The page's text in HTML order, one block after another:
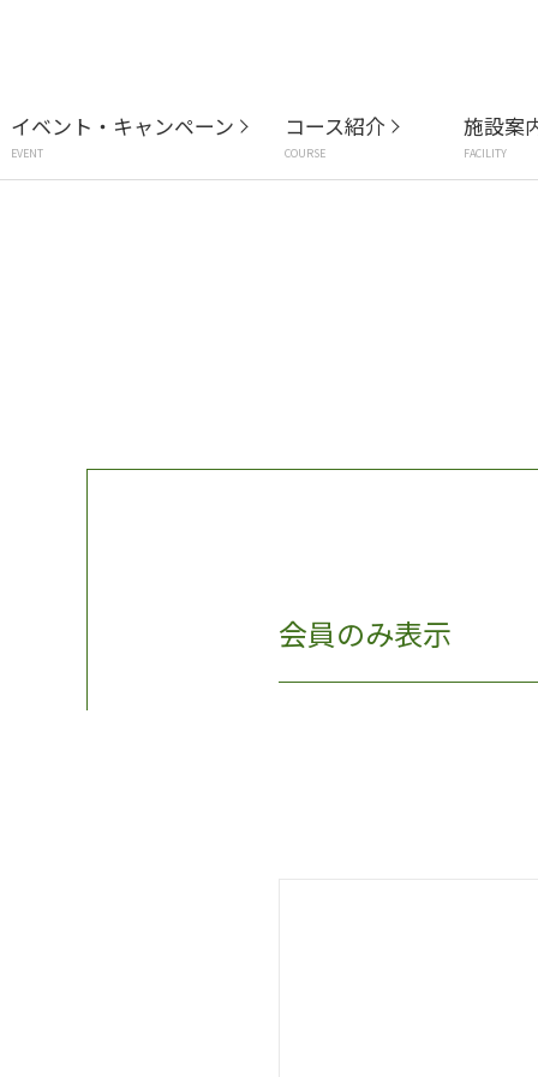
イベント・キャンペーン
EVENT
コース紹介
COURSE
施設案
FACILITY
会員のみ表示